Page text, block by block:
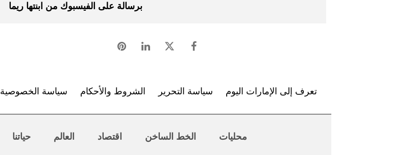
برسالة على الفيسبوك من ابنتها ريما
تعرف إلى الإمارات اليوم سياسة التحرير الشروط والأحكام سياسة الخصوصية
محليات الخط الساخن اقتصاد العالم حياتنا